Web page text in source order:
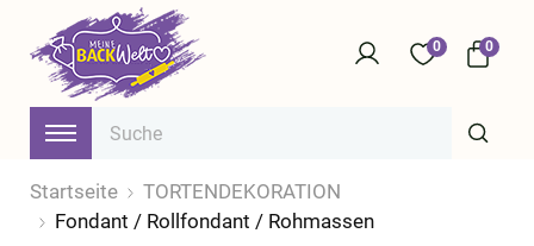
0 0
Startseite
TORTENDEKORATION
Fondant / Rollfondant / Rohmassen